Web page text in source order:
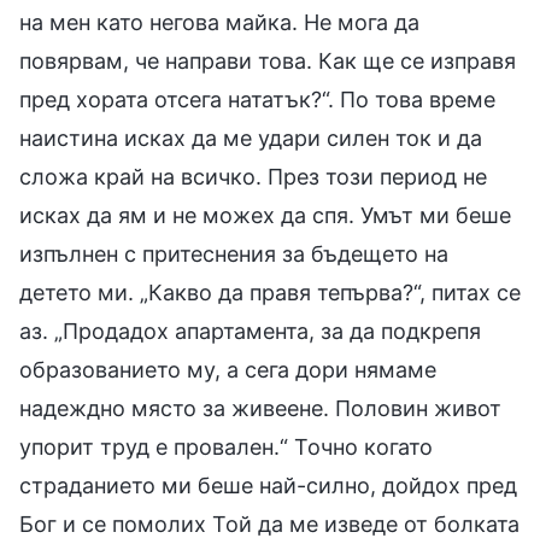
на мен като негова майка. Не мога да
повярвам, че направи това. Как ще се изправя
пред хората отсега нататък?“. По това време
наистина исках да ме удари силен ток и да
сложа край на всичко. През този период не
исках да ям и не можех да спя. Умът ми беше
изпълнен с притеснения за бъдещето на
детето ми. „Какво да правя тепърва?“, питах се
аз. „Продадох апартамента, за да подкрепя
образованието му, а сега дори нямаме
надеждно място за живеене. Половин живот
упорит труд е провален.“ Точно когато
страданието ми беше най-силно, дойдох пред
Бог и се помолих Той да ме изведе от болката